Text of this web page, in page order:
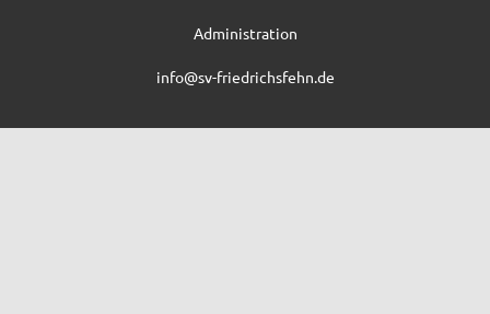
Administration
info@sv-friedrichsfehn.de